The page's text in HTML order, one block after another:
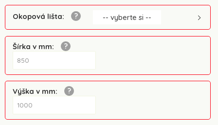
Okopová lišta: -- vyberte si --
Šírka v mm:
Výška v mm: